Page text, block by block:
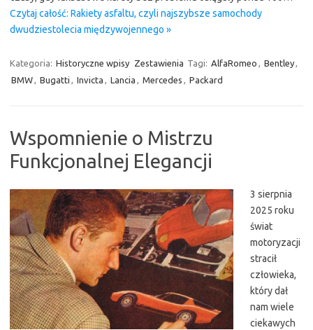
Czytaj całość: Rakiety asfaltu, czyli najszybsze samochody
dwudziestolecia międzywojennego »
Kategoria: Historyczne wpisy Zestawienia Tagi: AlfaRomeo , Bentley,
BMW, Bugatti , Invicta , Lancia , Mercedes , Packard
Wspomnienie o Mistrzu
Funkcjonalnej Elegancji
3 sierpnia
2025 roku
świat
motoryzacji
stracił
człowieka,
który dał
nam wiele
ciekawych